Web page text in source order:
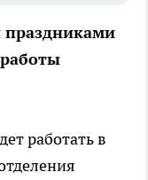
праздниками
работать в